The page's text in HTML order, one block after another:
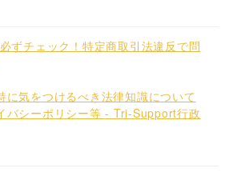
ずチェック！特定商取引法違反で問
に気をつけるべき法律知識について
バシーポリシー等 - Tri-Support行政